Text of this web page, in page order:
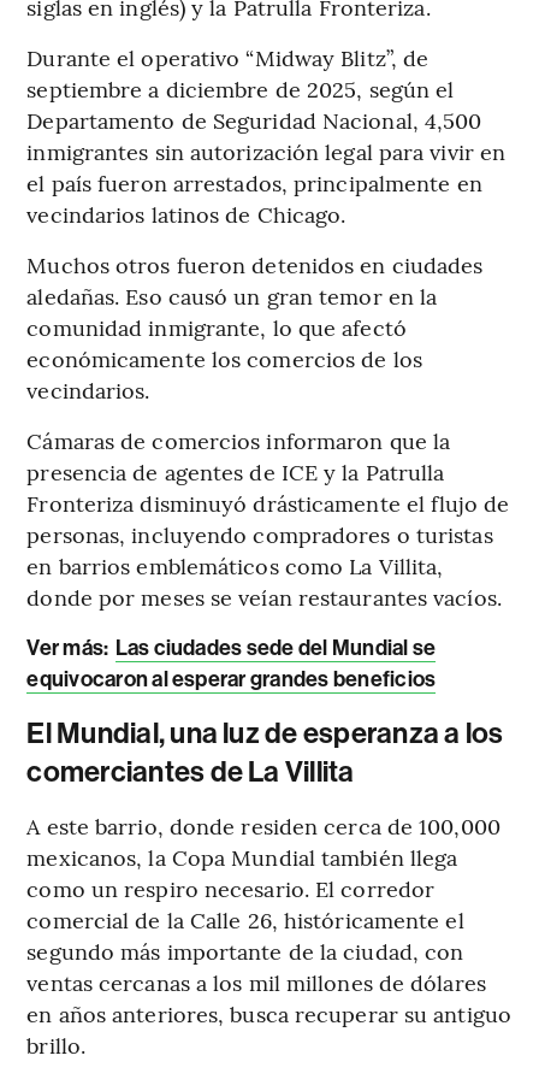
siglas en inglés) y la Patrulla Fronteriza.
Durante el operativo “Midway Blitz”, de
septiembre a diciembre de 2025, según el
Departamento de Seguridad Nacional, 4,500
inmigrantes sin autorización legal para vivir en
el país fueron arrestados, principalmente en
vecindarios latinos de Chicago.
Muchos otros fueron detenidos en ciudades
aledañas. Eso causó un gran temor en la
comunidad inmigrante, lo que afectó
económicamente los comercios de los
vecindarios.
Cámaras de comercios informaron que la
presencia de agentes de ICE y la Patrulla
Fronteriza disminuyó drásticamente el flujo de
personas, incluyendo compradores o turistas
en barrios emblemáticos como La Villita,
donde por meses se veían restaurantes vacíos.
Ver más: Las ciudades sede del Mundial se
equivocaron al esperar grandes beneficios
El Mundial, una luz de esperanza a los
comerciantes de La Villita
A este barrio, donde residen cerca de 100,000
mexicanos, la Copa Mundial también llega
como un respiro necesario. El corredor
comercial de la Calle 26, históricamente el
segundo más importante de la ciudad, con
ventas cercanas a los mil millones de dólares
en años anteriores, busca recuperar su antiguo
brillo.